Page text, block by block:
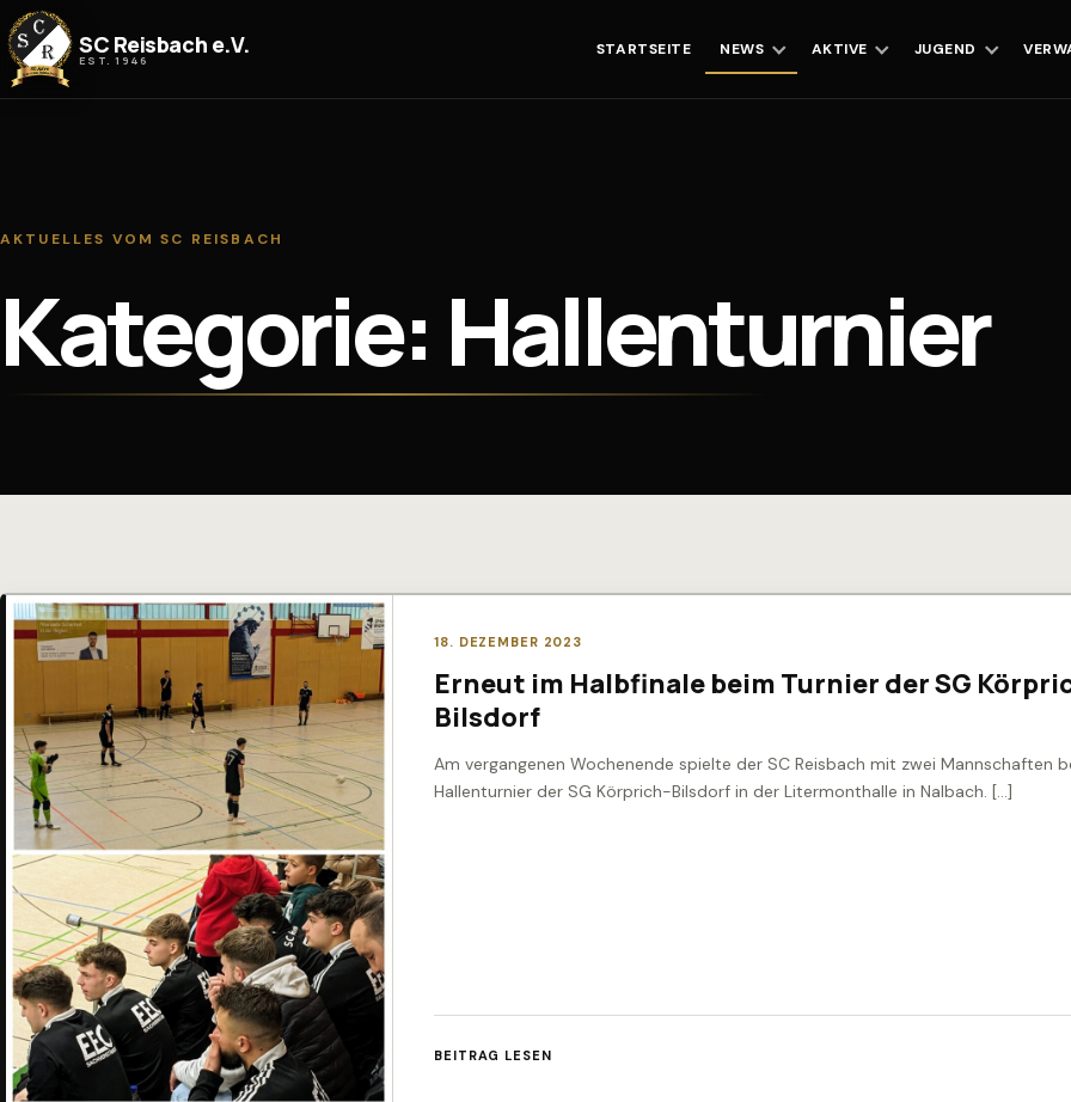
Zum Inhalt springen
SC Reisbach e.V.
EST. 1946
STARTSEITE NEWS AKTIVE JUGEND
AKTUELLES VOM SC REISBACH
Kategorie: Hallenturnier
18. DEZEMBER 2023
Erneut im Halbfinale beim Turnier der SG
Bilsdorf
Am vergangenen Wochenende spielte der SC Reisbach mit zwei Mannschaften
Hallenturnier der SG Körprich-Bilsdorf in der Litermonthalle in Nalbach. […]
BEITRAG LESEN